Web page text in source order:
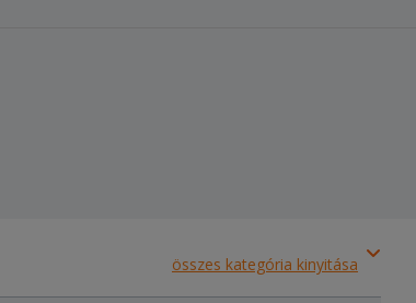
összes kategória kinyitása